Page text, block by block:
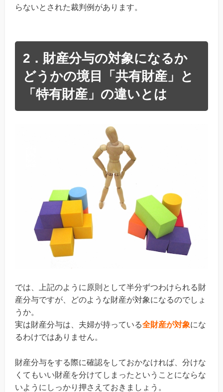
らないとされた裁判例があります。
2．財産分与の対象になるか
どうかの境目「共有財産」と
「特有財産」の違いとは
では、上記のように原則として半分ずつわけられる財
産分与ですが、どのような財産が対象になるのでしょ
うか。
実は財産分与は、夫婦が持っている全財産が対象にな
るわけではありません。
財産分与をする際に確認をしておかなければ、分けな
くてもいい財産を分けてしまったということにならな
いようにしっかり押さえておきましょう。